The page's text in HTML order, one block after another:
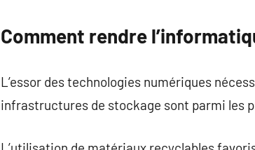
Comment rendre
L’essor des technologies numériques
infrastructures de stockage sont parmi les